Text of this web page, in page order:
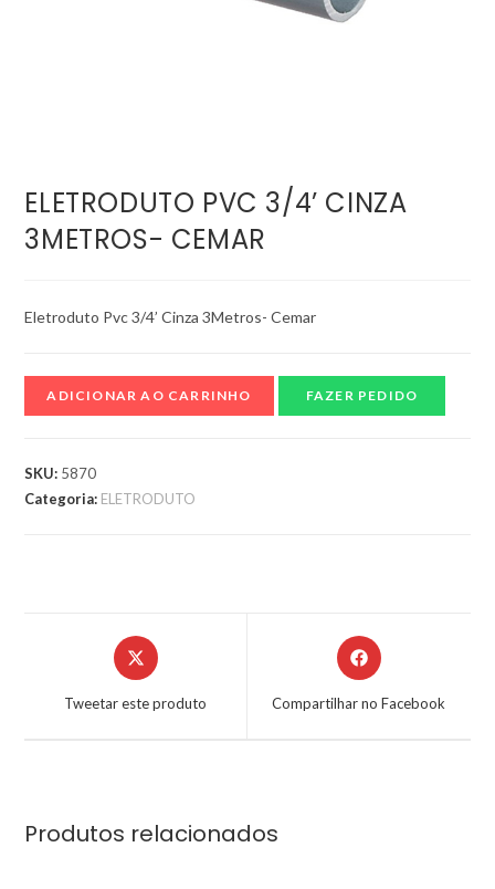
ELETRODUTO PVC 3/4’ CINZA
3METROS- CEMAR
Eletroduto Pvc 3/4’ Cinza 3Metros- Cemar
ADICIONAR AO CARRINHO FAZER PEDIDO
SKU: 5870
Categoria: ELETRODUTO
Tweetar este produto Compartilhar no Facebook
Produtos relacionados